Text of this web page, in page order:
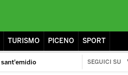
TURISMO PICENO SPORT
sant'emidio SEGUICI SU